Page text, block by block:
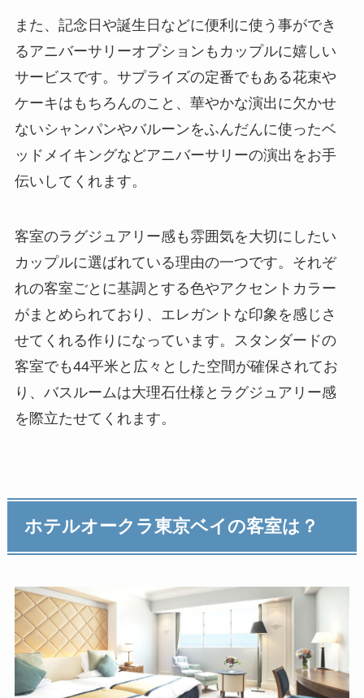
また、記念日や誕生日などに便利に使う事ができ
るアニバーサリーオプションもカップルに嬉しい
サービスです。サプライズの定番でもある花束や
ケーキはもちろんのこと、華やかな演出に欠かせ
ないシャンパンやバルーンをふんだんに使ったベ
ッドメイキングなどアニバーサリーの演出をお手
伝いしてくれます。
客室のラグジュアリー感も雰囲気を大切にしたい
カップルに選ばれている理由の一つです。それぞ
れの客室ごとに基調とする色やアクセントカラー
がまとめられており、エレガントな印象を感じさ
せてくれる作りになっています。スタンダードの
客室でも44平米と広々とした空間が確保されてお
り、バスルームは大理石仕様とラグジュアリー感
を際立たせてくれます。
ホテルオークラ東京ベイの客室は？